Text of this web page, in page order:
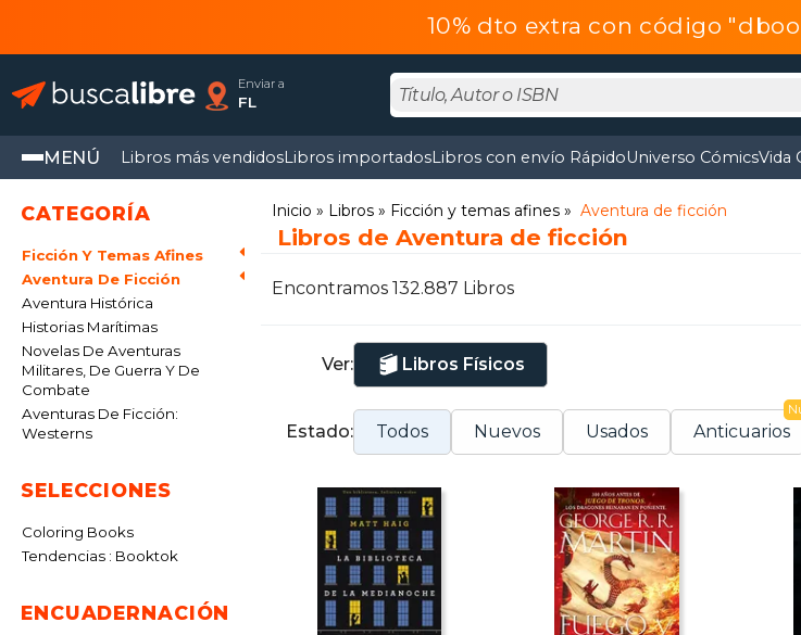
10% dto extra con código
Enviar a
FL
MENÚ Libros más vendidosLibros importadosLibros con envío RápidoUniverso CómicsVida
CATEGORÍA
Ficción Y Temas Afines
Aventura De Ficción
Aventura Histórica
Historias Marítimas
Novelas De Aventuras
Militares, De Guerra Y De
Combate
Aventuras De Ficción:
Westerns
SELECCIONES
Coloring Books
Tendencias : Booktok
ENCUADERNACIÓN
Inicio Libros Ficción y temas afines Aventura de ficción
Libros de Aventura de ficción
Encontramos 132.887 Libros
Ver: Libros Físicos
Estado: Todos Nuevos Usados Anticuarios